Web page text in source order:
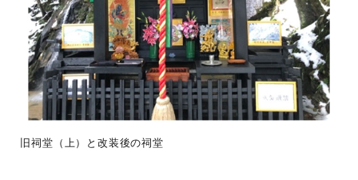
旧祠堂（上）と改装後の祠堂